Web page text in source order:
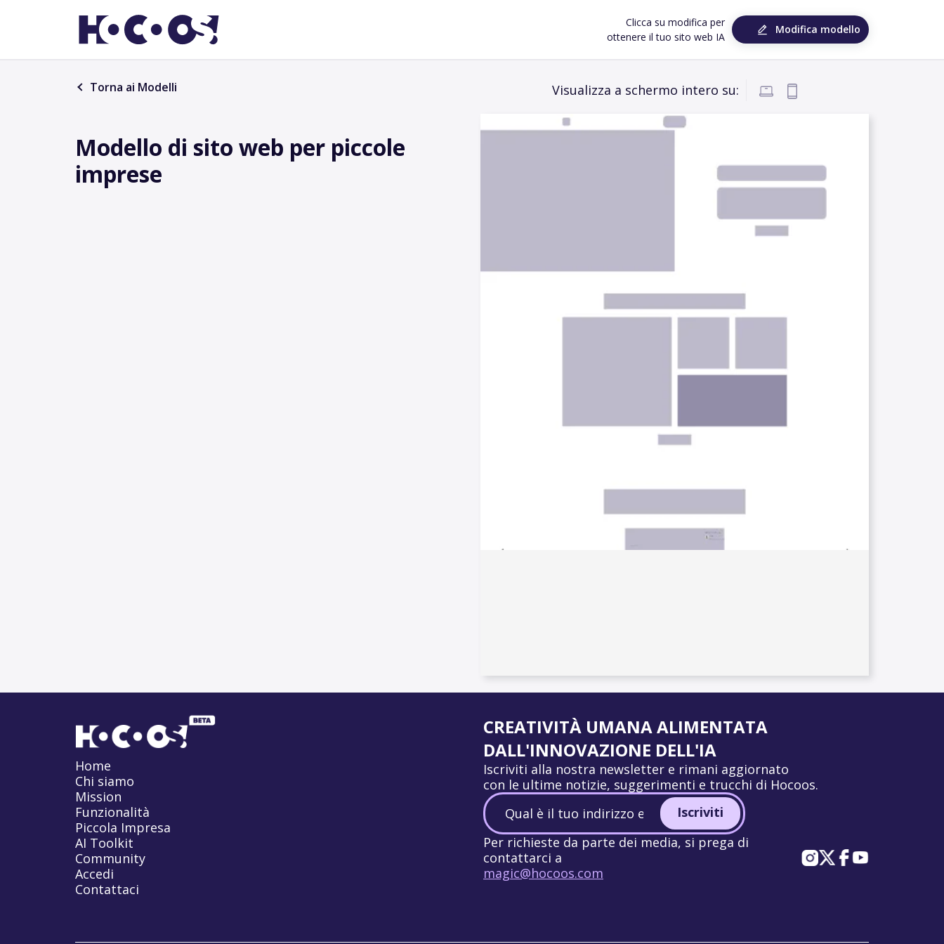
Clicca su modifica per
ottenere il tuo sito web IA
Modifica modello
Torna ai Modelli
Modello di sito web per piccole
imprese
Visualizza a schermo intero su:
Home
Chi siamo
Mission
Funzionalità
Piccola Impresa
AI Toolkit
Community
Accedi
Contattaci
CREATIVITÀ UMANA ALIMENTATA
DALL'INNOVAZIONE DELL'IA
Iscriviti alla nostra newsletter e rimani aggiornato
con le ultime notizie, suggerimenti e trucchi di Hocoos.
Iscriviti
Per richieste da parte dei media, si prega di
contattarci a
magic@hocoos.com